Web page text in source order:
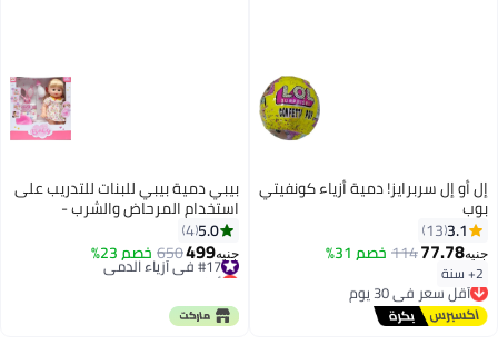
إل أو إل سربرايز! دمية أزياء كونفيتي
بوب
3.1
13
جنيه77.78
114 خصم 31%
2+ سنة أقل سعر في 30 يوم
توصيل مجاني
أقل سعر في 30 يوم
بيبي دمية بيبي للبنات للتدريب على
استخدام المرحاض والشرب -
متعددة الألوان
5.0
4
جنيه499
650 خصم 23% #17 في أزياء الدمى
أقل سعر في 30 يوم
#17 في أزياء الدمى